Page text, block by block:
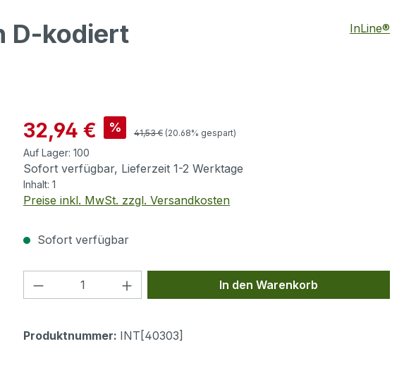
D-kodiert
InLine®
Verkaufspreis:
32,94 € % Regulärer Preis:
41,53 € (20.68% gespart)
Auf Lager: 100
Sofort verfügbar, Lieferzeit 1-2 Werktage
Inhalt: 1
Preise inkl. MwSt. zzgl. Versandkosten
Sofort verfügbar
Produkt Anzahl: Gib den gewünschten Wert
In den Warenkorb
Produktnummer: INT[40303]